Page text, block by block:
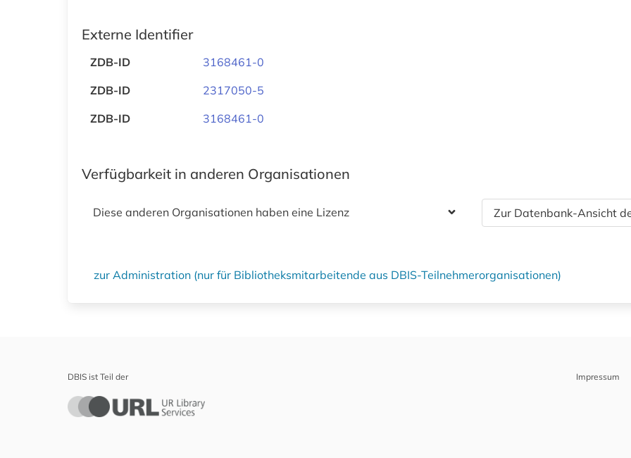
Externe Identifier
ZDB-ID
3168461-0
ZDB-ID
2317050-5
ZDB-ID
3168461-0
Verfügbarkeit in anderen Organisationen
Diese anderen Organisationen haben eine Lizenz Zur Datenbank-Ansicht
zur Administration (nur für Bibliotheksmitarbeitende aus DBIS-Teilnehmerorganisationen)
DBIS ist Teil der Impressum